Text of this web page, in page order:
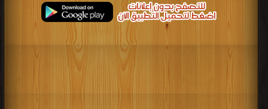
كتب 2013 كتب 2012
كتب 2011
كتب 2009 كتب 2008
كتب 2006
كتب 2005 كتب 2004
كتب 2003
كتب 2000